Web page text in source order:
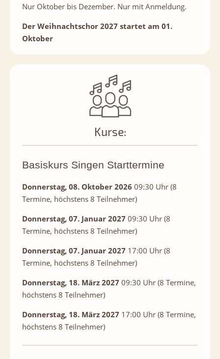
Nur Oktober bis Dezember. Nur mit Anmeldung.
Der Weihnachtschor 2027 startet am 01.
Oktober
Kurse:
Basiskurs Singen Starttermine
Donnerstag, 08. Oktober 2026 09:30 Uhr (8
Termine, höchstens 8 Teilnehmer)
Donnerstag, 07. Januar 2027 09:30 Uhr (8
Termine, höchstens 8 Teilnehmer)
Donnerstag, 07. Januar 2027 17:00 Uhr (8
Termine, höchstens 8 Teilnehmer)
Donnerstag, 18. März 2027 09:30 Uhr (8 Termine,
höchstens 8 Teilnehmer)
Donnerstag, 18. März 2027 17:00 Uhr (8 Termine,
höchstens 8 Teilnehmer)